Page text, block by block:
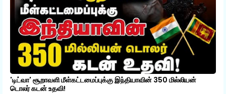
'டிட்வா' சூறாவளி மீள்கட்டமைப்புக்கு இந்தியாவின் 350 மில்லியன்
டொலர் கடன் உதவி!